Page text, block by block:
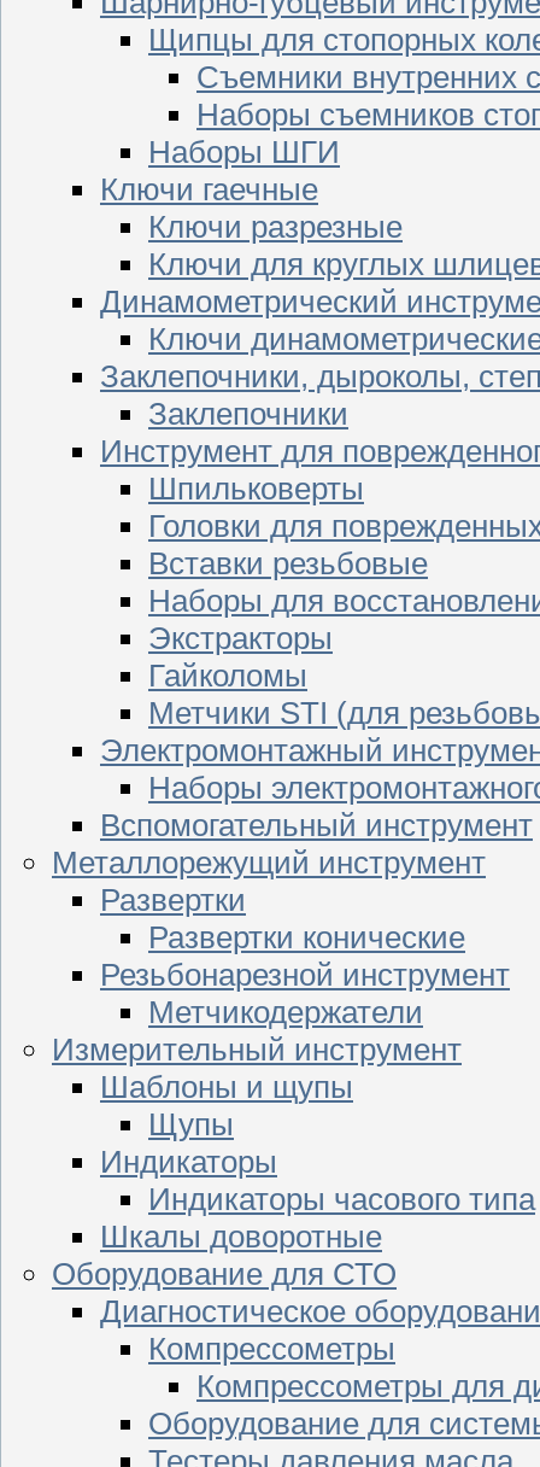
Щипцы для стопорных
Съемники внутренних
Наборы съемников
Наборы ШГИ
Ключи гаечные
Ключи разрезные
Ключи для круглых
Динамометрический
Ключи
Заклепочники, дыроколы,
Заклепочники
Инструмент для
Шпильковерты
Головки для
Вставки резьбовые
Наборы для
Экстракторы
Гайколомы
Метчики STI (для
Электромонтажный
Наборы
Вспомогательный инструмент
Металлорежущий инструмент
Развертки
Развертки конические
Резьбонарезной инструмент
Метчикодержатели
Измерительный инструмент
Шаблоны и щупы
Щупы
Индикаторы
Индикаторы часового типа
Шкалы доворотные
Оборудование для СТО
Диагностическое
Компрессометры
Компрессометры для
Оборудование для